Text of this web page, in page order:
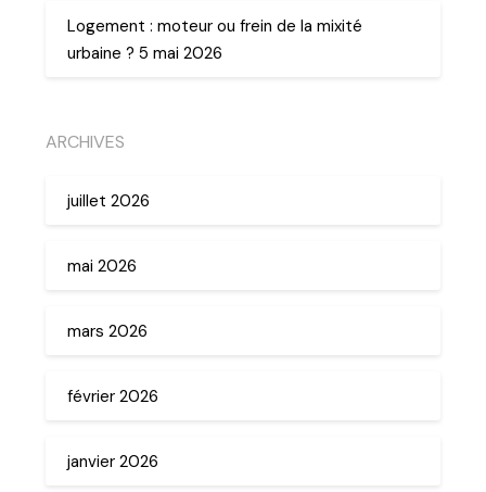
Logement : moteur ou frein de la mixité
urbaine ? 5 mai 2026
ARCHIVES
juillet 2026
mai 2026
mars 2026
février 2026
janvier 2026